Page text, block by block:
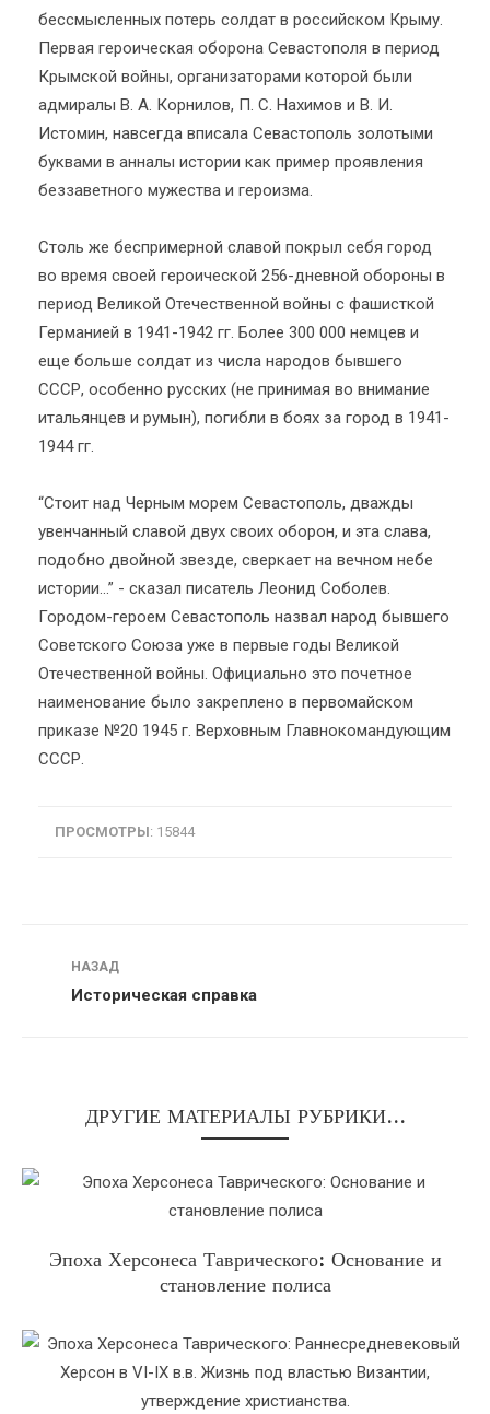
бессмысленных потерь солдат в российском Крыму.
Первая героическая оборона Севастополя в период
Крымской войны, организаторами которой были
адмиралы В. А. Корнилов, П. С. Нахимов и В. И.
Истомин, навсегда вписала Севастополь золотыми
буквами в анналы истории как пример проявления
беззаветного мужества и героизма.
Столь же беспримерной славой покрыл себя город
во время своей героической 256-дневной обороны в
период Великой Отечественной войны с фашисткой
Германией в 1941-1942 гг. Более 300 000 немцев и
еще больше солдат из числа народов бывшего
СССР, особенно русских (не принимая во внимание
итальянцев и румын), погибли в боях за город в 1941-
1944 гг.
“Стоит над Черным морем Севастополь, дважды
увенчанный славой двух своих оборон, и эта слава,
подобно двойной звезде, сверкает на вечном небе
истории...” - сказал писатель Леонид Соболев.
Городом-героем Севастополь назвал народ бывшего
Советского Союза уже в первые годы Великой
Отечественной войны. Официально это почетное
наименование было закреплено в первомайском
приказе №20 1945 г. Верховным Главнокомандующим
СССР.
ПРОСМОТРЫ: 15844
Навигация
НАЗАД
Историческая справка
ДРУГИЕ МАТЕРИАЛЫ РУБРИКИ...
Эпоха Херсонеса Таврического: Основание и
становление полиса